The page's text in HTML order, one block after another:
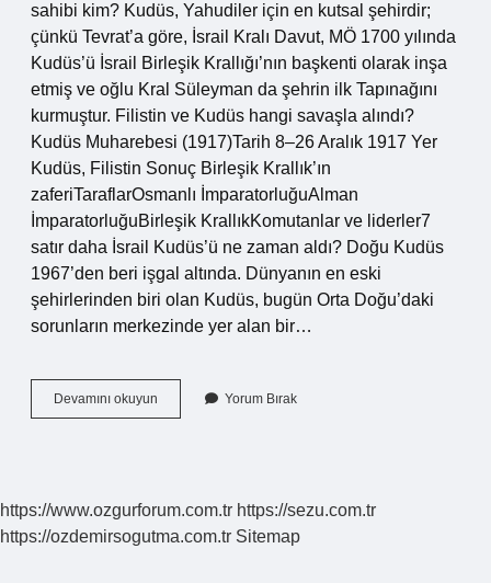
sahibi kim? Kudüs, Yahudiler için en kutsal şehirdir;
çünkü Tevrat’a göre, İsrail Kralı Davut, MÖ 1700 yılında
Kudüs’ü İsrail Birleşik Krallığı’nın başkenti olarak inşa
etmiş ve oğlu Kral Süleyman da şehrin ilk Tapınağını
kurmuştur. Filistin ve Kudüs hangi savaşla alındı?
Kudüs Muharebesi (1917)Tarih 8–26 Aralık 1917 Yer
Kudüs, Filistin Sonuç Birleşik Krallık’ın
zaferiTaraflarOsmanlı İmparatorluğuAlman
İmparatorluğuBirleşik KrallıkKomutanlar ve liderler7
satır daha İsrail Kudüs’ü ne zaman aldı? Doğu Kudüs
1967’den beri işgal altında. Dünyanın en eski
şehirlerinden biri olan Kudüs, bugün Orta Doğu’daki
sorunların merkezinde yer alan bir…
Devamını okuyun
Sultan
Yorum Bırak
https://www.ozgurforum.com.tr https://sezu.com.tr
https://ozdemirsogutma.com.tr Sitemap